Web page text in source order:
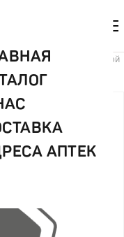
АПТЕК
жидкое мыло с чередой